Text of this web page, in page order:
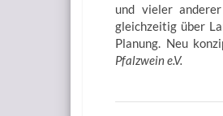
und vieler
gleichzeitig über
Planung. Neu
Pfalzwein e.V.